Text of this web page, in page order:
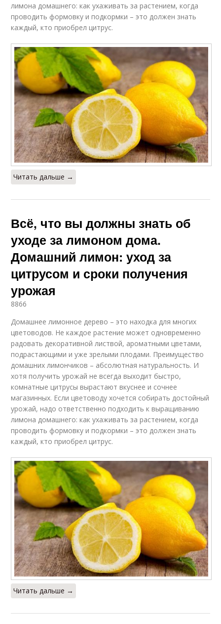
лимона домашнего: как ухаживать за растением, когда
проводить формовку и подкормки – это должен знать
каждый, кто приобрел цитрус.
Читать дальше →
Всё, что вы должны знать об
уходе за лимоном дома.
Домашний лимон: уход за
цитрусом и сроки получения
урожая
8866
Домашнее лимонное дерево – это находка для многих
цветоводов. Не каждое растение может одновременно
радовать декоративной листвой, ароматными цветами,
подрастающими и уже зрелыми плодами. Преимущество
домашних лимончиков – абсолютная натуральность. И
хотя получить урожай не всегда выходит быстро,
комнатные цитрусы вырастают вкуснее и сочнее
магазинных. Если цветоводу хочется собирать достойный
урожай, надо ответственно подходить к выращиванию
лимона домашнего: как ухаживать за растением, когда
проводить формовку и подкормки – это должен знать
каждый, кто приобрел цитрус.
Читать дальше →